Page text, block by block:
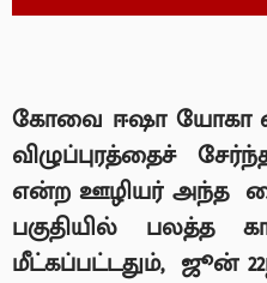
கோவை ஈஷா யோகா
விழுப்புரத்தைச்
என்ற ஊழியர் அந்த
பகுதியில் பலத்த
மீட்கப்பட்டதும், ஜூன் 22